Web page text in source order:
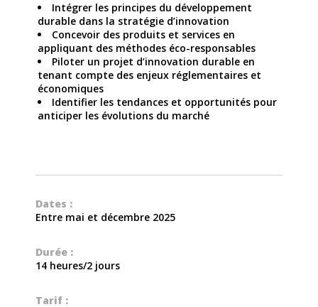
Intégrer les principes du développement
durable dans la stratégie d’innovation
Concevoir des produits et services en
appliquant des méthodes éco-responsables
Piloter un projet d’innovation durable en
tenant compte des enjeux réglementaires et
économiques
Identifier les tendances et opportunités pour
anticiper les évolutions du marché
Dates :
Entre mai et décembre 2025
Durée :
14 heures/2 jours
Tarif :